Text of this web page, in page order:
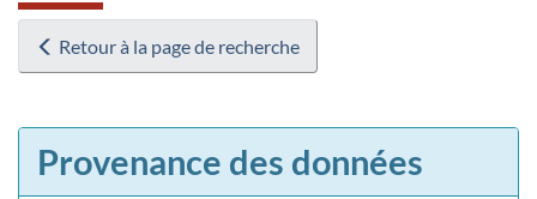
Retour à la page de recherche
Provenance des données